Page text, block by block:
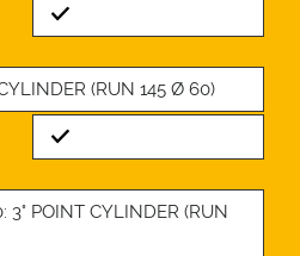
Standard
(RUN 145 Ø 60)
Standard
3° POINT CYLINDER (RUN